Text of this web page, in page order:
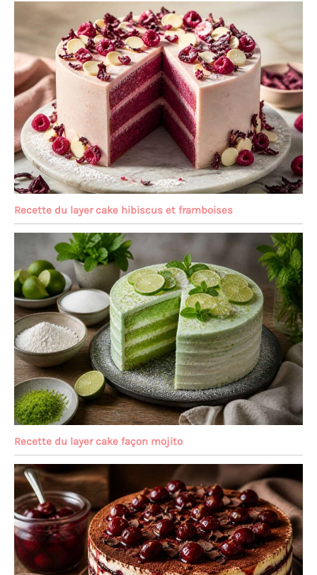
Recette du layer cake hibiscus et framboises
Recette du layer cake façon mojito